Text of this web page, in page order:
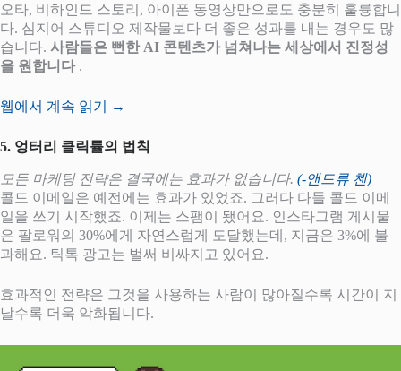
오타, 비하인드 스토리, 아이폰 동영상만으로도 충분히 훌륭합니
다. 심지어 스튜디오 제작물보다 더 좋은 성과를 내는 경우도 많
습니다. 사람들은 뻔한 AI 콘텐츠가 넘쳐나는 세상에서 진정성
을 원합니다 .
웹에서 계속 읽기 →
5. 엉터리 클릭률의 법칙
모든 마케팅 전략은 결국에는 효과가 없습니다. (-앤드류 첸)
콜드 이메일은 예전에는 효과가 있었죠. 그러다 다들 콜드 이메
일을 쓰기 시작했죠. 이제는 스팸이 됐어요. 인스타그램 게시물
은 팔로워의 30%에게 자연스럽게 도달했는데, 지금은 3%에 불
과해요. 틱톡 광고는 벌써 비싸지고 있어요.
효과적인 전략은 그것을 사용하는 사람이 많아질수록 시간이 지
날수록 더욱 악화됩니다.